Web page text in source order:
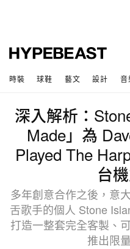
時裝 球鞋 藝文 設計 音
深入解析：
Made」為
Played The
台
多年創意合作之後，意
舌歌手的個人 Stone
打造一整套完全客製、
推出限